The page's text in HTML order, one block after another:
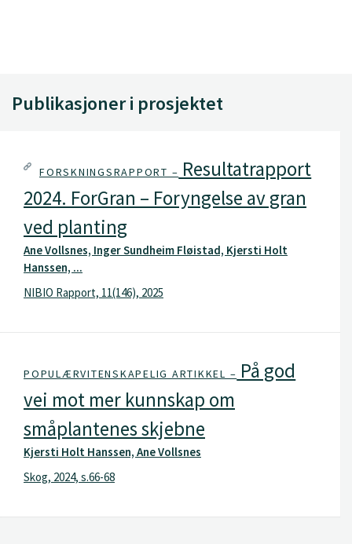
Publikasjoner i prosjektet
FORSKNINGSRAPPORT – Resultatrapport
2024. ForGran – Foryngelse av gran
ved planting
Ane Vollsnes, Inger Sundheim Fløistad, Kjersti Holt
Hanssen, ...
NIBIO Rapport, 11(146), 2025
POPULÆRVITENSKAPELIG ARTIKKEL – På god
vei mot mer kunnskap om
småplantenes skjebne
Kjersti Holt Hanssen, Ane Vollsnes
Skog, 2024, s.66-68